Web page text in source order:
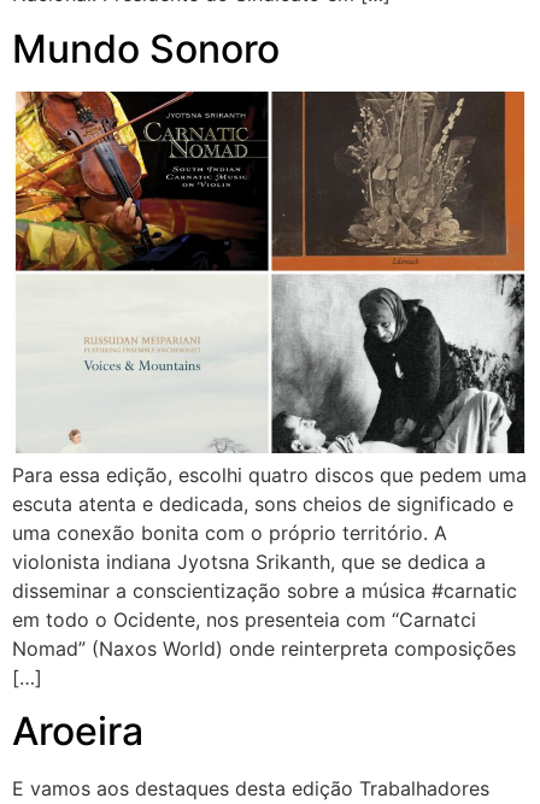
Mundo Sonoro
Para essa edição, escolhi quatro discos que pedem uma
escuta atenta e dedicada, sons cheios de significado e
uma conexão bonita com o próprio território. A
violonista indiana Jyotsna Srikanth, que se dedica a
disseminar a conscientização sobre a música #carnatic
em todo o Ocidente, nos presenteia com “Carnatci
Nomad” (Naxos World) onde reinterpreta composições
[…]
Aroeira
E vamos aos destaques desta edição Trabalhadores